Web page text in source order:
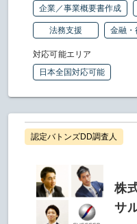
企業／事業概要書作成
法務支援 金融・
対応可能エリア
日本全国対応可能
認定バトンズDD調査人
株
サ